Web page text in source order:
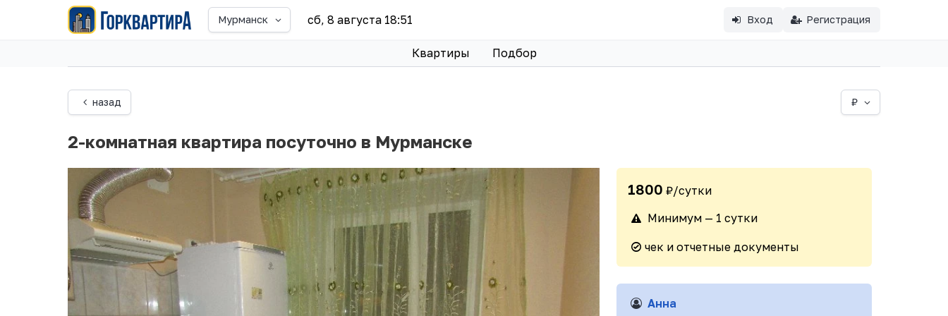
Мурманск сб, 8 августа 18:51 Вход Регистрация
Квартиры Подбор
назад ₽
2-комнатная квартира посуточно в Мурманске
1800 ₽/сутки
Минимум — 1 сутки
чек и отчетные документы
Анна